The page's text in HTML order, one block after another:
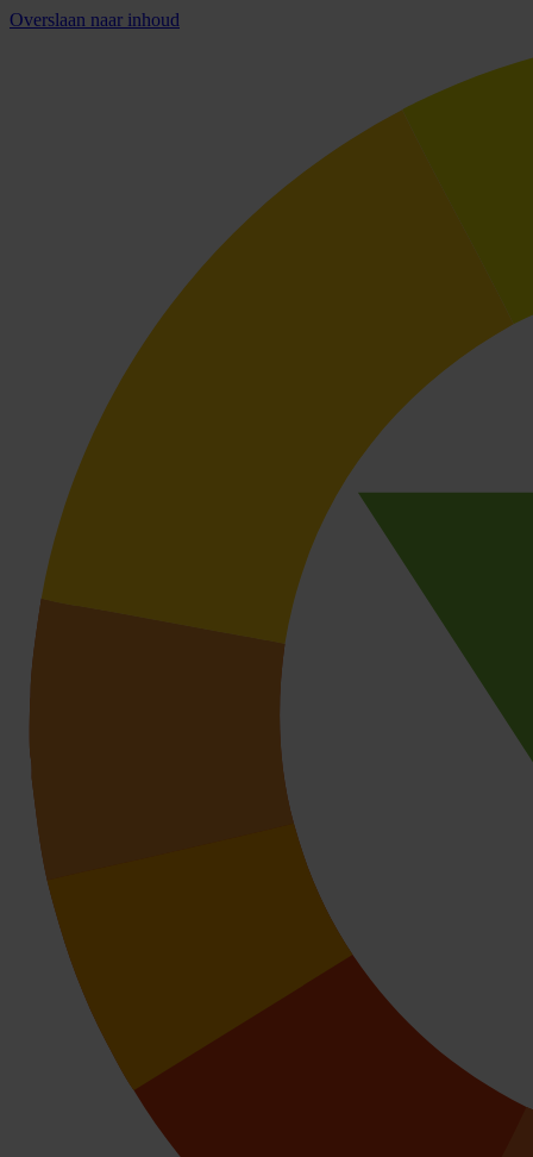
Overslaan naar inhoud